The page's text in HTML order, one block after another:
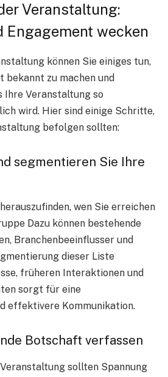
Veranstaltung:
Engagement wecken
können Sie einiges tun,
zu machen und
Ihre Veranstaltung so
wird. Hier sind einige Schritte,
befolgen sollten:
segmentieren Sie Ihre
wen Sie erreichen
Dazu können bestehende
Branchenbeeinflusser und
dieser Liste
früheren Interaktionen und
sorgt für eine
effektivere Kommunikation.
Botschaft verfassen
sollten Spannung